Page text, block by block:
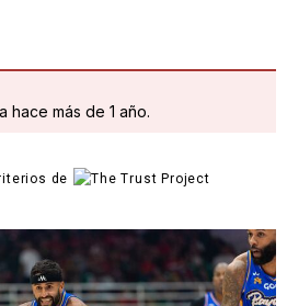
hace más de 1 año.
de